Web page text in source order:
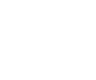
comporte un risque
ces risques et